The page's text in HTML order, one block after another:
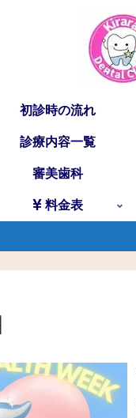
初診時の流れ
診療内容一覧
審美歯科
料金表